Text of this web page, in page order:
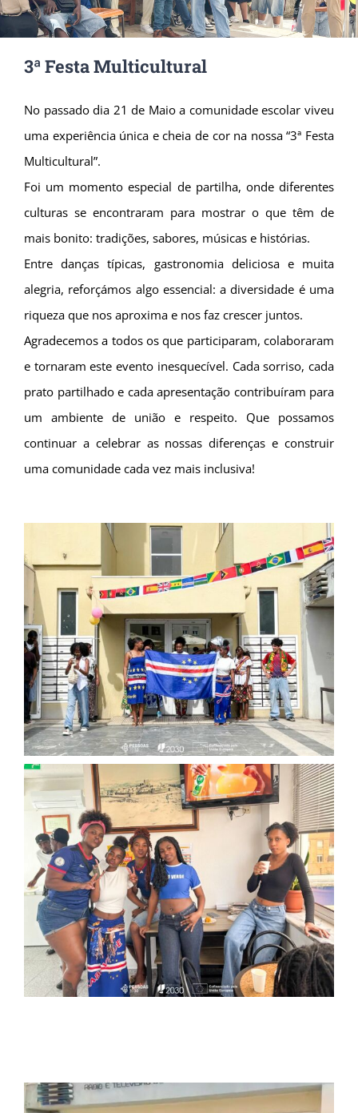
3ª Festa Multicultural
No passado dia 21 de Maio a comunidade escolar viveu
uma experiência única e cheia de cor na nossa “3ª Festa
Multicultural”.
Foi um momento especial de partilha, onde diferentes
culturas se encontraram para mostrar o que têm de
mais bonito: tradições, sabores, músicas e histórias.
Entre danças típicas, gastronomia deliciosa e muita
alegria, reforçámos algo essencial: a diversidade é uma
riqueza que nos aproxima e nos faz crescer juntos.
Agradecemos a todos os que participaram, colaboraram
e tornaram este evento inesquecível. Cada sorriso, cada
prato partilhado e cada apresentação contribuíram para
um ambiente de união e respeito. Que possamos
continuar a celebrar as nossas diferenças e construir
uma comunidade cada vez mais inclusiva!